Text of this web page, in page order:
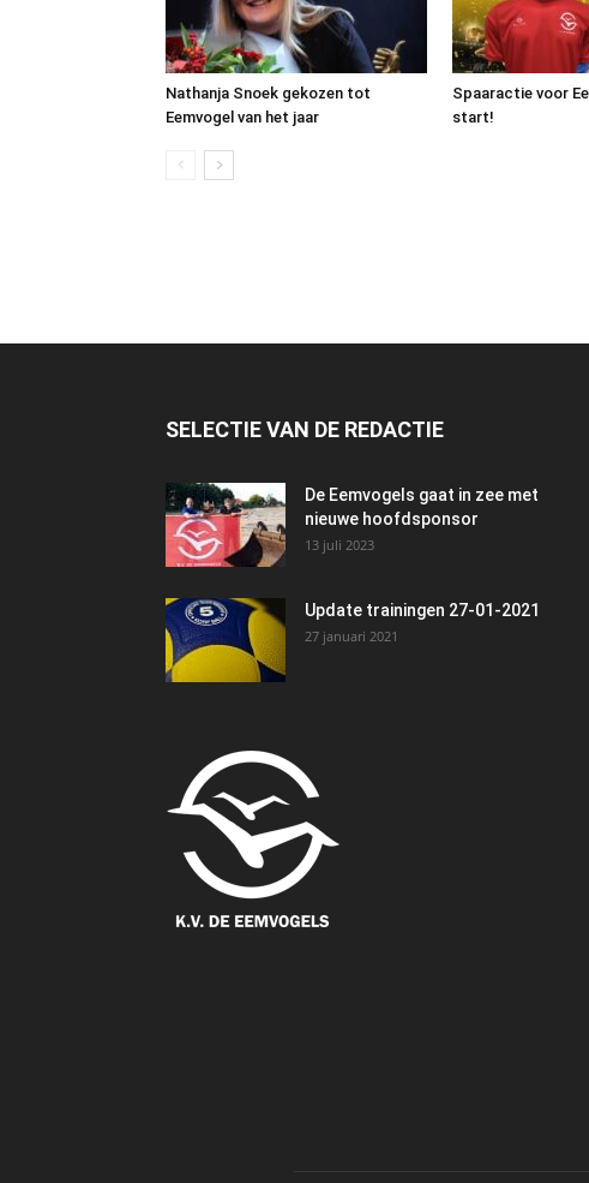
Nathanja Snoek gekozen tot
Eemvogel van het jaar
Spaaractie voor
start!
SELECTIE VAN DE REDACTIE
De Eemvogels gaat in zee met
nieuwe hoofdsponsor
13 juli 2023
Update trainingen 27-01-2021
27 januari 2021